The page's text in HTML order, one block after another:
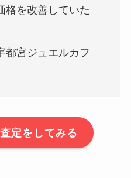
格を改善していた
都宮ジュエルカフ
定をしてみる